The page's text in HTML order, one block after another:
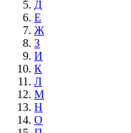
Д
Е
Ж
З
И
К
Л
М
Н
О